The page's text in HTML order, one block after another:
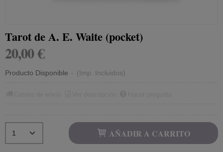
Tarot de A. E. Waite (pocket)
20,00 €
Producto Disponible - (Imp. Incluidos)
AÑADIR A CARRITO